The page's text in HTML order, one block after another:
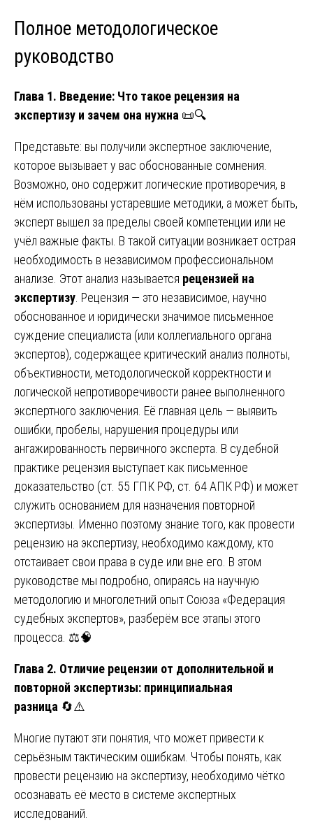
Полное методологическое
руководство
Глава 1. Введение: Что такое рецензия на
экспертизу и зачем она нужна 📜🔍
Представьте: вы получили экспертное заключение,
которое вызывает у вас обоснованные сомнения.
Возможно, оно содержит логические противоречия, в
нём использованы устаревшие методики, а может быть,
эксперт вышел за пределы своей компетенции или не
учёл важные факты. В такой ситуации возникает острая
необходимость в независимом профессиональном
анализе. Этот анализ называется рецензией на
экспертизу . Рецензия — это независимое, научно
обоснованное и юридически значимое письменное
суждение специалиста (или коллегиального органа
экспертов), содержащее критический анализ полноты,
объективности, методологической корректности и
логической непротиворечивости ранее выполненного
экспертного заключения. Её главная цель — выявить
ошибки, пробелы, нарушения процедуры или
ангажированность первичного эксперта. В судебной
практике рецензия выступает как письменное
доказательство (ст. 55 ГПК РФ, ст. 64 АПК РФ) и может
служить основанием для назначения повторной
экспертизы. Именно поэтому знание того, как провести
рецензию на экспертизу, необходимо каждому, кто
отстаивает свои права в суде или вне его. В этом
руководстве мы подробно, опираясь на научную
методологию и многолетний опыт Союза «Федерация
судебных экспертов», разберём все этапы этого
процесса. ⚖️🧠
Глава 2. Отличие рецензии от дополнительной и
повторной экспертизы: принципиальная
разница 🔄⚠️
Многие путают эти понятия, что может привести к
серьёзным тактическим ошибкам. Чтобы понять, как
провести рецензию на экспертизу, необходимо чётко
осознавать её место в системе экспертных
исследований.